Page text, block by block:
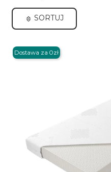
SORTUJ
Dostawa za 0zł